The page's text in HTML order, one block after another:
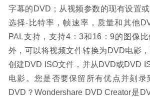
字幕的DVD；从视频参数的现有设置
选择-比特率，帧速率，质量和其他
PAL支持，支持4：3和16：9的图像
外，可以将视频文件转换为DVD电影
创建DVD ISO文件，并从DVD或DVD
电影。您是否要保留所有优点并刻录
DVD？Wondershare DVD Creator是